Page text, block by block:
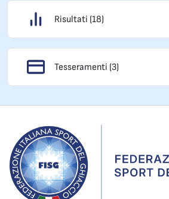
Risultati (18)
Tesseramenti (3)